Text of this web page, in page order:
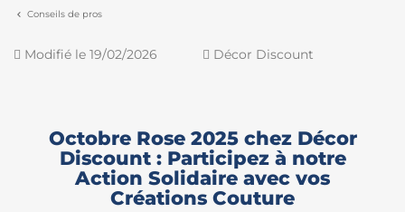
Conseils de pros
Modifié le 19/02/2026 Décor Discount
Octobre Rose 2025 chez Décor
Discount : Participez à notre
Action Solidaire avec vos
Créations Couture